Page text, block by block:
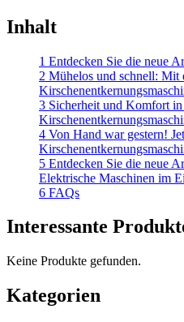
Inhalt
1 Entdecken Sie die neue
2 Mühelos und schnell: Mit
3 Sicherheit und Komfort
4 Von Hand war gestern!
5 Entdecken Sie die neue
Elektrische Maschinen im
6 FAQs
Interessante
Keine Produkte gefunden.
Kategorien